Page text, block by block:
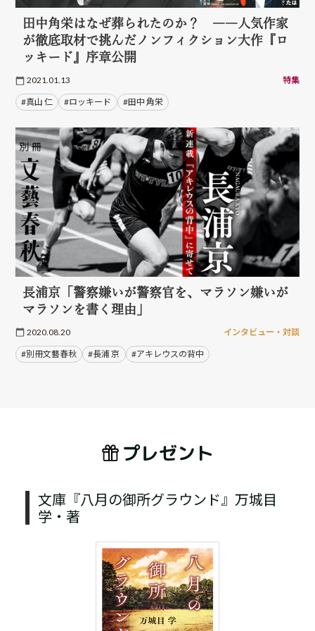
田中角栄はなぜ葬られたのか？ ――人気作家
が徹底取材で挑んだノンフィクション大作『ロ
ッキード』序章公開
2021.01.13 特集
#真山 仁 #ロッキード #田中 角栄
長浦京「警察嫌いが警察官を、マラソン嫌いが
マラソンを書く理由」
2020.08.20 インタビュー・対談
#別冊文藝春秋 #長浦 京 #アキレウスの背中
プレゼント
文庫『八月の御所グラウンド』万城目
学・著